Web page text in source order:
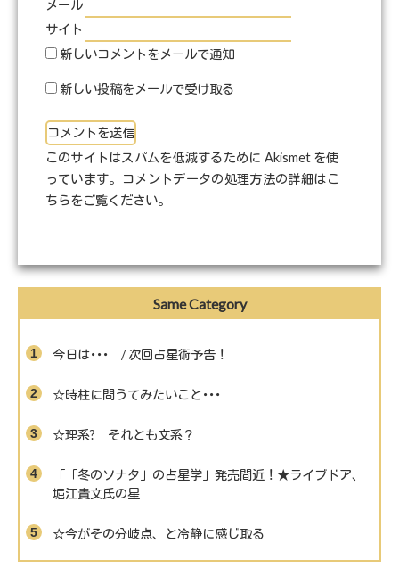
メール
サイト
新しいコメントをメールで通知
新しい投稿をメールで受け取る
このサイトはスパムを低減するために Akismet を使
っています。
コメントデータの処理方法の詳細はこ
ちらをご覧ください。
Same Category
今日は･･･ / 次回占星術予告！
☆時柱に問うてみたいこと･･･
☆理系? それとも文系？
「「冬のソナタ」の占星学」発売間近！★ライブドア、
堀江貴文氏の星
☆今がその分岐点、と冷静に感じ取る